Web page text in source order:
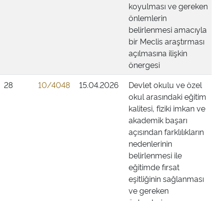
koyulması ve gereken
önlemlerin
belirlenmesi amacıyla
bir Meclis araştırması
açılmasına ilişkin
önergesi
28
10/4048 15.04.2026
Devlet okulu ve özel
okul arasındaki eğitim
kalitesi, fiziki imkan ve
akademik başarı
açısından farklılıkların
nedenlerinin
belirlenmesi ile
eğitimde fırsat
eşitliğinin sağlanması
ve gereken